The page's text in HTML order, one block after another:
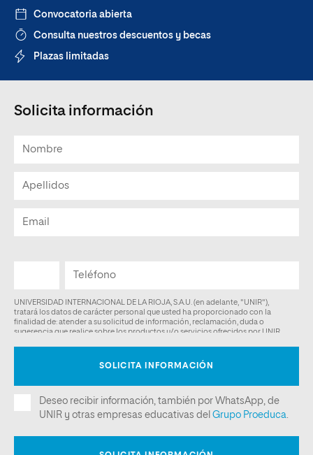
Convocatoria abierta
Consulta nuestros descuentos y becas
Plazas limitadas
Solicita información